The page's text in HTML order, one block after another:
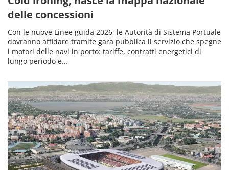
delle concessioni
Con le nuove Linee guida 2026, le Autorità di Sistema Portuale
dovranno affidare tramite gara pubblica il servizio che spegne
i motori delle navi in porto: tariffe, contratti energetici di
lungo periodo e…